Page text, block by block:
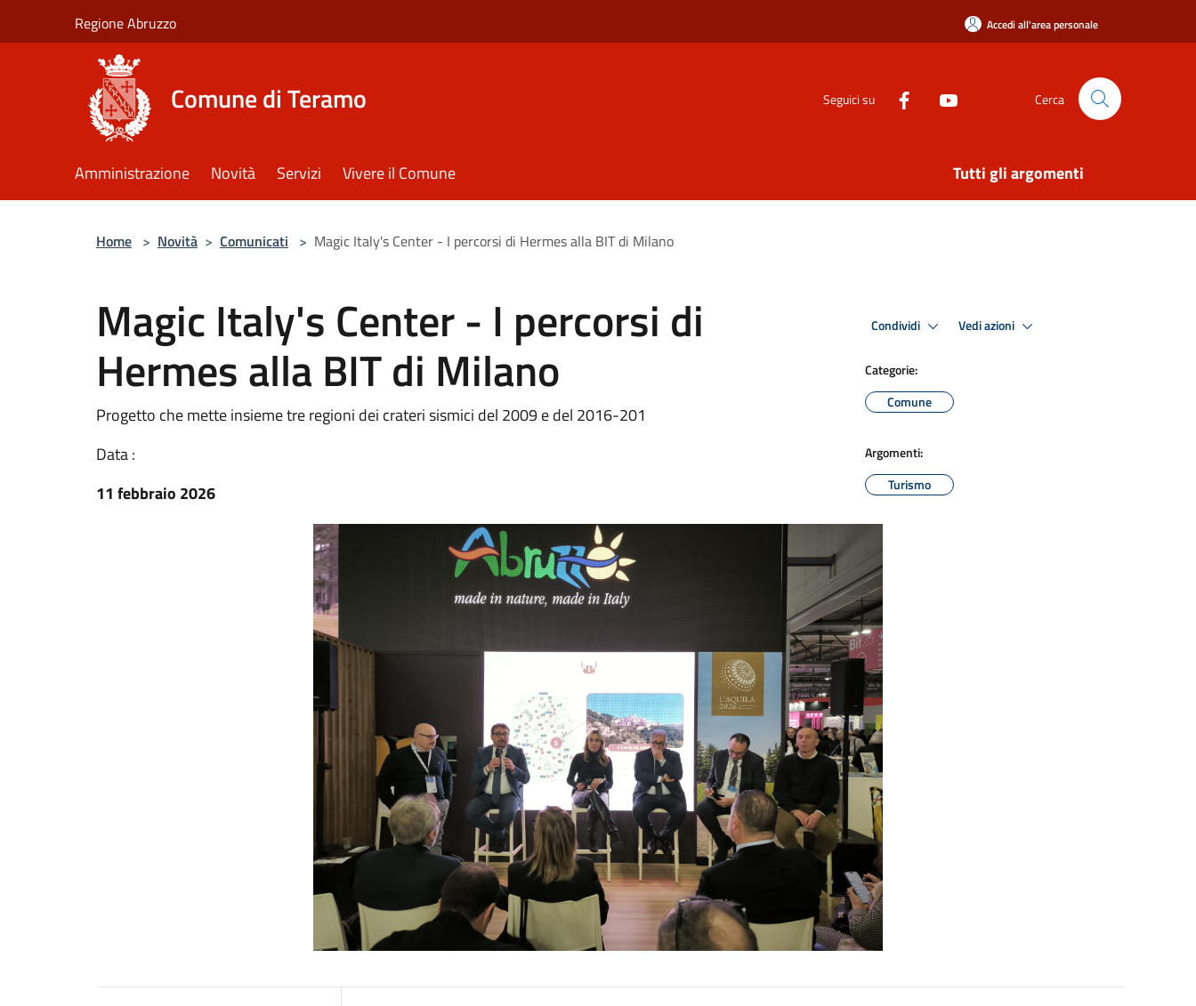
Regione Abruzzo Accedi all'area personale
Comune di Teramo Seguici su Cerca
Amministrazione Novità Servizi Vivere il Comune Tutti gli argomenti
Home > Novità > Comunicati > Magic Italy's Center - I percorsi di Hermes alla BIT di Milano
Magic Italy's Center - I percorsi di
Hermes alla BIT di Milano
Progetto che mette insieme tre regioni dei crateri sismici del 2009 e del 2016-201
Data :
11 febbraio 2026
Condividi Vedi azioni
Categorie:
Comune
Argomenti:
Turismo